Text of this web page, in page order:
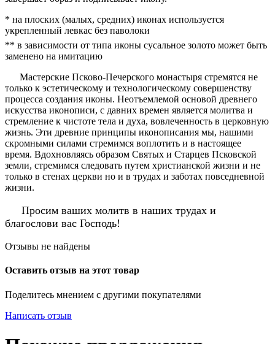
* на плоских (малых, средних) иконах используется
укрепленный левкас без паволоки
** в зависимости от типа иконы сусальное золото может быть
заменено на имитацию
Мастерские Псково-Печерского монастыря стремятся не
только к эстетическому и технологическому совершенству
процесса создания иконы. Неотъемлемой основой древнего
искусства иконописи, с давних времен является молитва и
стремление к чистоте тела и духа, вовлеченность в церковную
жизнь. Эти древние принципы иконописания мы, нашими
скромными силами стремимся воплотить и в настоящее
время. Вдохновляясь образом Святых и Старцев Псковской
земли, стремимся следовать путем христианской жизни и не
только в стенах церкви но и в трудах и заботах повседневной
жизни.
Просим ваших молитв в наших трудах и
благослови вас Господь!
Отзывы не найдены
Оставить отзыв на этот товар
Поделитесь мнением с другими покупателями
Написать отзыв